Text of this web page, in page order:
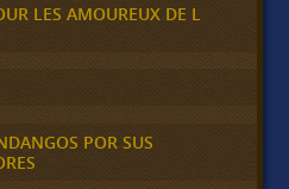
LES AMOUREUX DE L
POR SUS